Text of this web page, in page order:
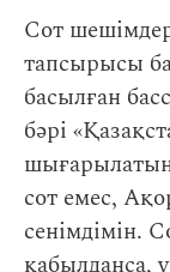
Сот
тапсырысы
басылған
бәрі
сот емес,
сенімдімін.